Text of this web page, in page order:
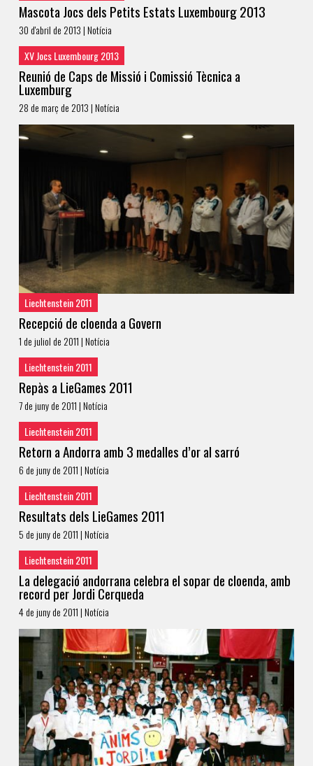
Mascota Jocs dels Petits Estats Luxembourg 2013
30 d'abril de 2013 | Notícia
XV Jocs Luxembourg 2013
Reunió de Caps de Missió i Comissió Tècnica a
Luxemburg
28 de març de 2013 | Notícia
Liechtenstein 2011
Recepció de cloenda a Govern
1 de juliol de 2011 | Notícia
Liechtenstein 2011
Repàs a LieGames 2011
7 de juny de 2011 | Notícia
Liechtenstein 2011
Retorn a Andorra amb 3 medalles d’or al sarró
6 de juny de 2011 | Notícia
Liechtenstein 2011
Resultats dels LieGames 2011
5 de juny de 2011 | Notícia
Liechtenstein 2011
La delegació andorrana celebra el sopar de cloenda, amb
record per Jordi Cerqueda
4 de juny de 2011 | Notícia